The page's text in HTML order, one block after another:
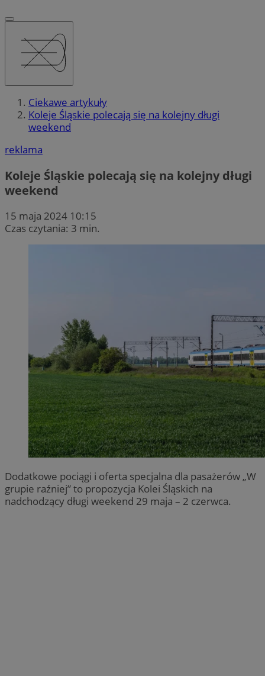
Ciekawe artykuły
Koleje Śląskie polecają się na kolejny długi
weekend
reklama
Koleje Śląskie polecają się na kolejny długi
weekend
15 maja 2024 10:15
Czas czytania: 3 min.
Dodatkowe pociągi i oferta specjalna dla pasażerów „W
grupie raźniej” to propozycja Kolei Śląskich na
nadchodzący długi weekend 29 maja – 2 czerwca.